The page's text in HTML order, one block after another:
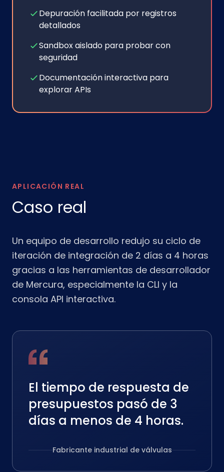
Depuración facilitada por registros
detallados
Sandbox aislado para probar con
seguridad
Documentación interactiva para
explorar APIs
APLICACIÓN REAL
Caso real
Un equipo de desarrollo redujo su ciclo de
iteración de integración de 2 días a 4 horas
gracias a las herramientas de desarrollador
de Mercura, especialmente la CLI y la
consola API interactiva.
El tiempo de respuesta de
presupuestos pasó de 3
días a menos de 4 horas.
Fabricante industrial de válvulas